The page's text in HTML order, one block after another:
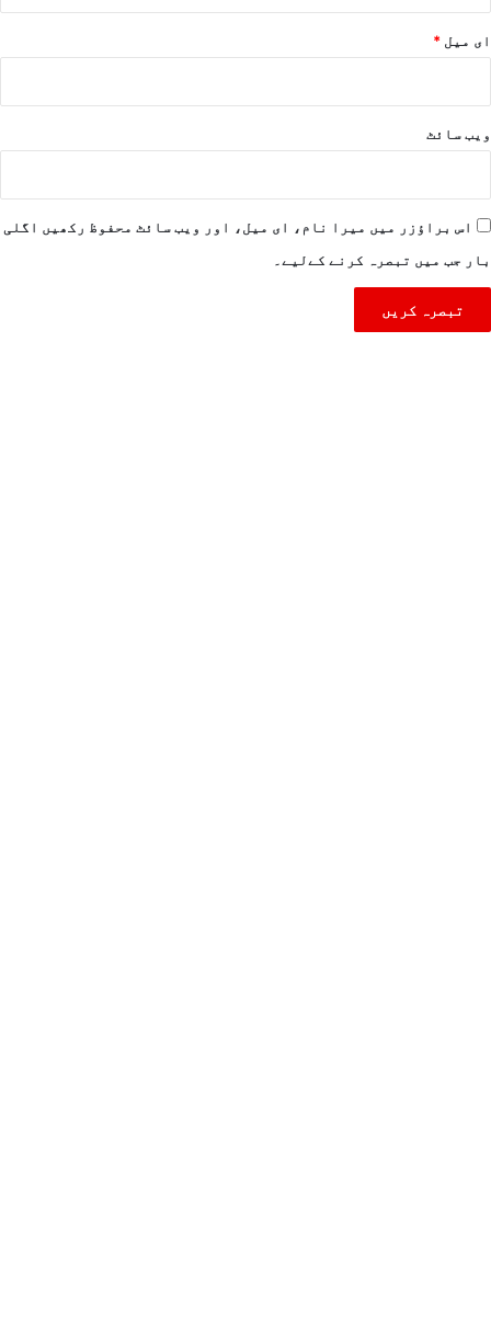
ای میل *
ویب‌ سائٹ
اس براؤزر میں میرا نام، ای میل، اور ویب سائٹ محفوظ رکھیں اگلی
بار جب میں تبصرہ کرنے کےلیے۔